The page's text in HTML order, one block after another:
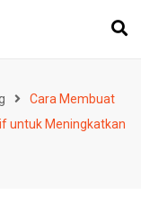
Cara Membuat
untuk Meningkatkan